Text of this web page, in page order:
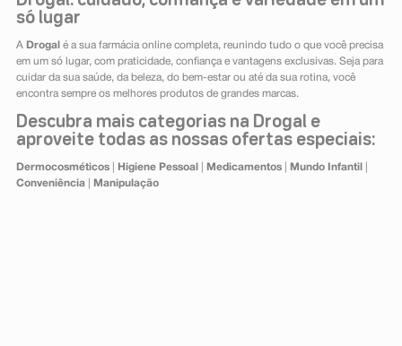
só lugar
A Drogal é a sua farmácia online completa, reunindo tudo o que você precisa
em um só lugar, com praticidade, confiança e vantagens exclusivas. Seja para
cuidar da sua saúde, da beleza, do bem-estar ou até da sua rotina, você
encontra sempre os melhores produtos de grandes marcas.
Descubra mais categorias na Drogal e
aproveite todas as nossas ofertas especiais:
Dermocosméticos| Higiene Pessoal Medicamentos| Mundo Infantil
Conveniência| Manipulação